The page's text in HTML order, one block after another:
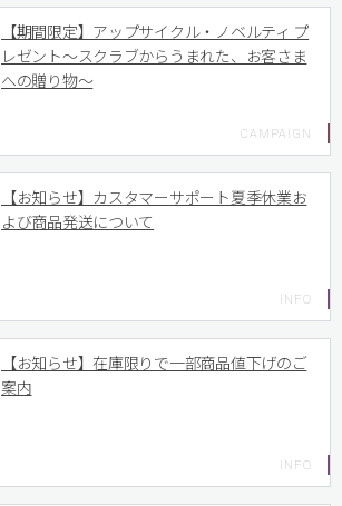
【期間限定】アップサイクル・ノベルティ プ
レゼント〜スクラブからうまれた、お客さま
への贈り物〜
【お知らせ】カスタマーサポート夏季休業お
よび商品発送について
【お知らせ】在庫限りで一部商品値下げのご
案内